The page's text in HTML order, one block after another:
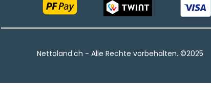
Nettoland.ch - Alle Rechte vorbehalten.​ ©2025